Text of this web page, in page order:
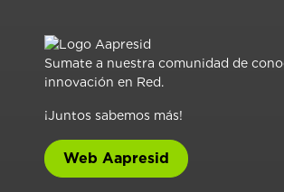
Sumate a nuestra comunidad de
innovación en Red.
¡Juntos sabemos más!
Web Aapresid